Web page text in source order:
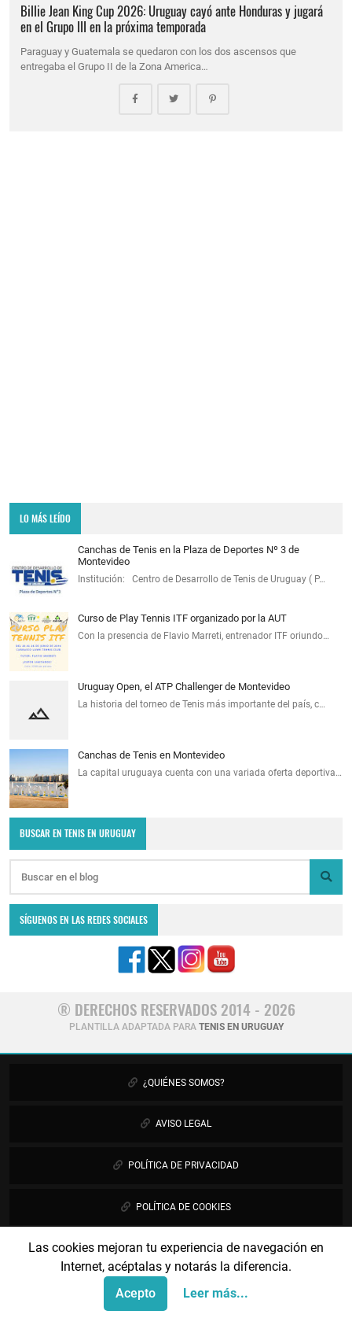
Las cookies mejoran tu experiencia de navegación en
Internet, acéptalas y notarás la diferencia.
Acepto
Leer más...
Billie Jean King Cup 2026: Uruguay cayó ante Honduras y jugará
en el Grupo III en la próxima temporada
Paraguay y Guatemala se quedaron con los dos ascensos que
entregaba el Grupo II de la Zona America…
LO MÁS LEÍDO
Canchas de Tenis en la Plaza de Deportes Nº 3 de
Montevideo
Institución: Centro de Desarrollo de Tenis de Uruguay ( P…
Curso de Play Tennis ITF organizado por la AUT
Con la presencia de Flavio Marreti, entrenador ITF oriundo…
Uruguay Open, el ATP Challenger de Montevideo
La historia del torneo de Tenis más importante del país, c…
Canchas de Tenis en Montevideo
La capital uruguaya cuenta con una variada oferta deportiva…
BUSCAR EN TENIS EN URUGUAY
SÍGUENOS EN LAS REDES SOCIALES
® DERECHOS RESERVADOS 2014 - 2026
PLANTILLA ADAPTADA PARA TENIS EN URUGUAY
¿QUIÉNES SOMOS?
AVISO LEGAL
POLÍTICA DE PRIVACIDAD
POLÍTICA DE COOKIES
PUBLICIDAD
CONTÁCTANOS